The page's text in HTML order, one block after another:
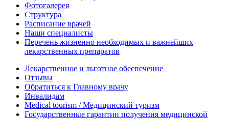
Фотогалерея
Структура
Расписание врачей
Наши специалисты
Перечень жизненно необходимых и важнейших
лекарственных препаратов
Лекарственное и льготное обеспечение
Отзывы
Обратиться к Главному врачу
Инвалидам
Medical tourism / Медицинский туризм
Государственные гарантии получения медицинской